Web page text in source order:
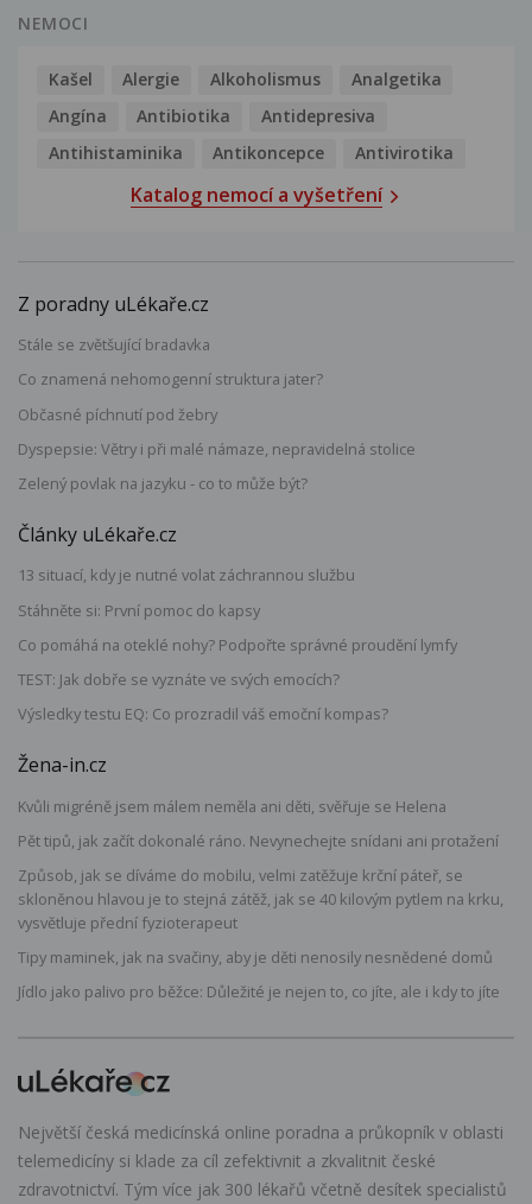
NEMOCI
Kašel Alergie Alkoholismus
Analgetika
Angína
Antibiotika
Antidepresiva
Antihistaminika
Antikoncepce Antivirotika
Katalog nemocí a vyšetření
Z poradny uLékaře.cz
Stále se zvětšující bradavka
Co znamená nehomogenní struktura jater?
Občasné píchnutí pod žebry
Dyspepsie: Větry i při malé námaze, nepravidelná stolice
Zelený povlak na jazyku - co to může být?
Články uLékaře.cz
13 situací, kdy je nutné volat záchrannou službu
Stáhněte si: První pomoc do kapsy
Co pomáhá na oteklé nohy? Podpořte správné proudění lymfy
TEST: Jak dobře se vyznáte ve svých emocích?
Výsledky testu EQ: Co prozradil váš emoční kompas?
Žena-in.cz
Kvůli migréně jsem málem neměla ani děti, svěřuje se Helena
Pět tipů, jak začít dokonalé ráno. Nevynechejte snídani ani protažení
Způsob, jak se díváme do mobilu, velmi zatěžuje krční páteř, se
skloněnou hlavou je to stejná zátěž, jak se 40 kilovým pytlem na krku,
vysvětluje přední fyzioterapeut
Tipy maminek, jak na svačiny, aby je děti nenosily nesnědené domů
Jídlo jako palivo pro běžce: Důležité je nejen to, co jíte, ale i kdy to jíte
Největší česká medicínská online poradna a průkopník v oblasti
telemedicíny si klade za cíl zefektivnit a zkvalitnit české
zdravotnictví. Tým více jak 300 lékařů včetně desítek specialistů